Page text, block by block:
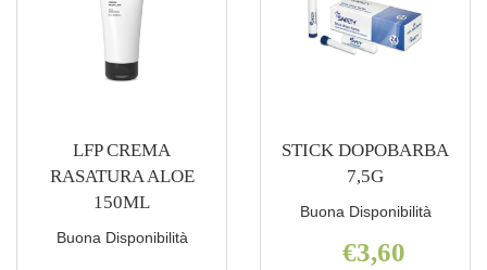
LFP CREMA
RASATURA ALOE
150ML
Buona Disponibilità
STICK DOPOBARBA
7,5G
Buona Disponibilità
€3,60